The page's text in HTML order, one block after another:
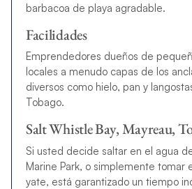
barbacoa de playa agradable.
Facilidades
Emprendedores dueños de
locales a menudo capas de los
diversos como hielo, pan y
Tobago.
Salt Whistle Bay, Mayreau,
Si usted decide saltar en el agua
Marine Park, o simplemente tomar
yate, está garantizado un tiempo